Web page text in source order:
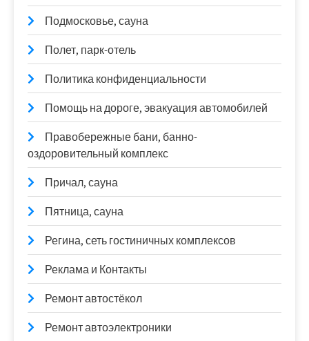
Подмосковье, сауна
Полет, парк-отель
Политика конфиденциальности
Помощь на дороге, эвакуация автомобилей
Правобережные бани, банно-
оздоровительный комплекс
Причал, сауна
Пятница, сауна
Регина, сеть гостиничных комплексов
Реклама и Контакты
Ремонт автостёкол
Ремонт автоэлектроники